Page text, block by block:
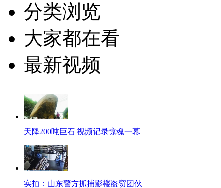
分类浏览
大家都在看
最新视频
天降200吨巨石 视频记录惊魂一幕
实拍：山东警方抓捕影楼盗窃团伙